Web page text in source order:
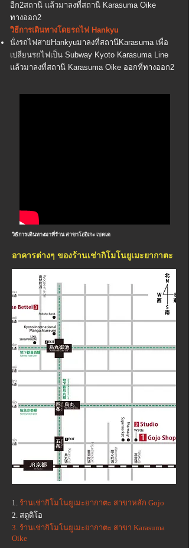
อีก2สถานี แล้วมาลงที่สถานี Karasuma Oike
ทางออก2
วิธีการเดินทางโดยรถไฟ Hankyu
นั่งรถไฟสายHankyuมาลงที่สถานีKarasuma เพื่อ
เปลี่ยนรถไฟเป็น Subway Kyoto Karasuma Line
แล้วมาลงที่สถานี Karasuma Oike ออกที่ทางออก2
วิธีการเดินทางมาที่ร้าน สาขาโออิเกะ เบตเต
อาคารต่างๆ ของร้านเช่ากิโมโนยูเมะยากาตะ
1. ร้านเช่ากิโมโนยูเมะยากาตะ สาขาหลัก Gojo
2. สตูดิโอ
3. ร้านเช่ากิโมโนยูเมะยากาตะ สาขา Karasuma
Oike